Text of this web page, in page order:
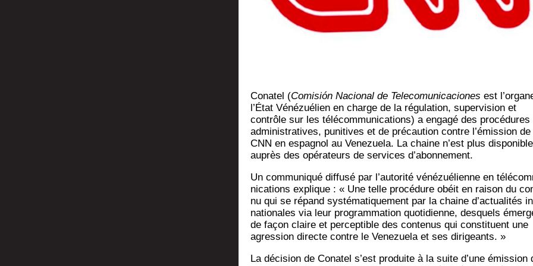
Cona­tel (Comi­sión Nacio­nal de Tele­co­mu­ni­ca­ciones est
l’É­tat Véné­zué­lien en charge de la régu­la­tion, super­vi­sion et
contrôle sur les télé­com­mu­ni­ca­tions) a enga­gé des pro­cé­dures
admi­nis­tra­tives, puni­tives et de pré­cau­tion contre l’émission de
CNN en espa­gnol au Vene­zue­la. La chaine n’est plus dis­po­nible
auprès des opé­ra­teurs de ser­vices d’abonnement.
Un com­mu­ni­qué dif­fu­sé par l’au­to­ri­té véné­zué­lienne en
ni­ca­tions explique : « Une telle pro­cé­dure obéit en rai­son du
nu qui se répand sys­té­ma­ti­que­ment par la chaine d’actualités
na­tio­nales via leur pro­gram­ma­tion quo­ti­dienne, des­quels
de façon claire et per­cep­tible des conte­nus qui consti­tuent une
agres­sion directe contre le Vene­zue­la et ses dirigeants. »
La déci­sion de Cona­tel s’est pro­duite à la suite d’une émis­sion